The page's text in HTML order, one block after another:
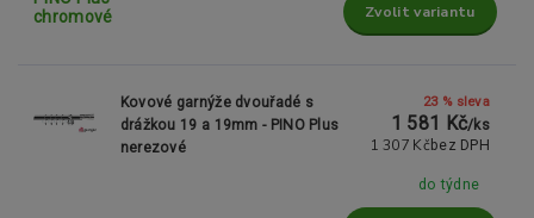
Zvolit variantu
Kovové garnýže dvouřadé s
drážkou 19 a 19mm - PINO Plus
nerezové
23 % sleva
1 581 Kč/ks
1 307 Kč bez DPH
do týdne